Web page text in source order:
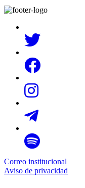
Correo institucional
Aviso de privacidad